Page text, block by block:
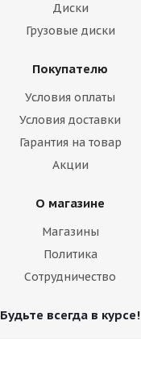
Диски
Грузовые диски
Покупателю
Условия оплаты
Условия доставки
Гарантия на товар
Акции
О магазине
Магазины
Политика
Сотрудничество
Будьте всегда в курсе!